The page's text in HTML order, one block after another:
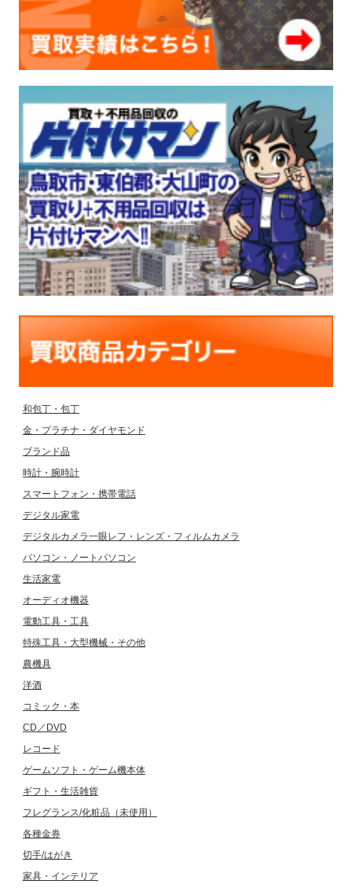
和包丁・包丁
金・プラチナ・ダイヤモンド
ブランド品
時計・腕時計
スマートフォン・携帯電話
デジタル家電
デジタルカメラ一眼レフ・レンズ・フィルムカメラ
パソコン・ノートパソコン
生活家電
オーディオ機器
電動工具・工具
特殊工具・大型機械・その他
農機具
洋酒
コミック・本
CD／DVD
レコード
ゲームソフト・ゲーム機本体
ギフト・生活雑貨
フレグランス/化粧品（未使用）
各種金券
切手/はがき
家具・インテリア